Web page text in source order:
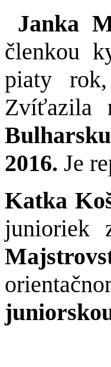
Janka
členkou
piaty
Zvíťazila
2016. Je
Katka
junioriek